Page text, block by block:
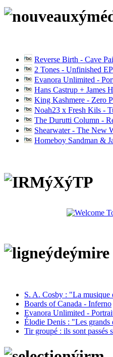
Reverse Birth - Cave
2 Tones - Unfinished EP
Evanora Unlimited -
Hans Castrup + James
King Kashmere - Zero
Noah23 x Fresh Kils -
The Durutti Column -
Shearwater - The New
Homeboy Sandman &
S. A. Cosby : "La musique
Boards of Canada - Inferno
Evanora Unlimited -
Élodie Denis : "Les grands
Tir groupé : ils sont passés